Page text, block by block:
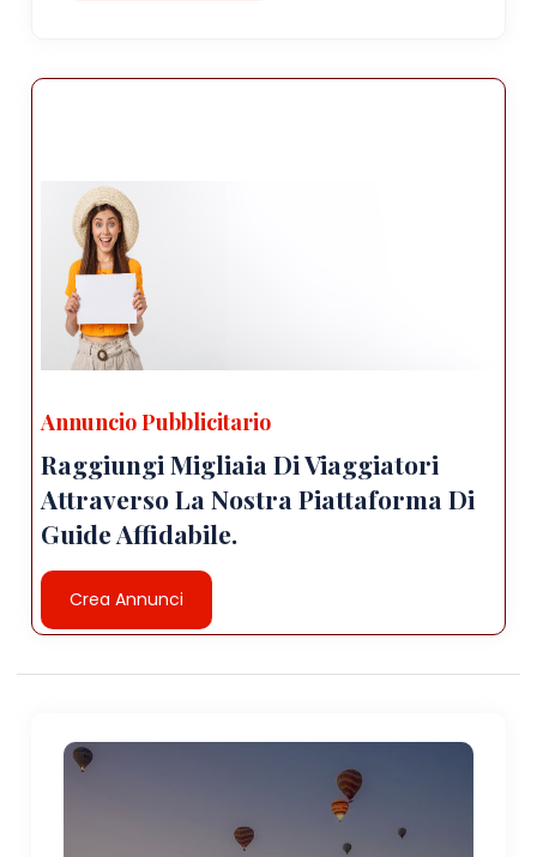
Annuncio Pubblicitario
Raggiungi Migliaia Di Viaggiatori
Attraverso La Nostra Piattaforma Di
Guide Affidabile.
Crea Annunci